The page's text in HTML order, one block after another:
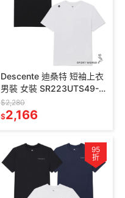
Descente 迪桑特 短袖上衣
男裝 女裝 SR223UTS49-
BLK0/SR223UTS49-
WHT0
$2,280
$2,166
95
折